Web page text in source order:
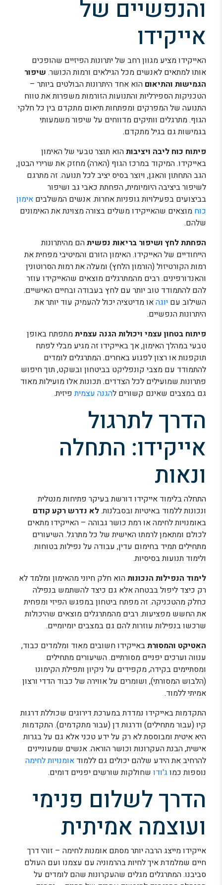
והנפשיים של
אייקידו
האייקידו מציע מגוון רחב של יתרונות הפיזיים שהופכים
אותו למתאים לאנשים מכל הגילאים ורמות הכושר. שיפור
הגמישות והתיאום הוא אחד היתרונות הבולטים ביותר –
הטכניקות הספירליות והתנועות הזורמות משפרות את טווח
התנועה של המפרקים ומפתחות תיאום מתקדם בין כל חלקי
הגוף. מתרגלים וותיקים מדווחים על שיפור משמעותי
בגמישות גם בגיל מתקדם.
פיתוח כוח ליבה ויציבותהוא תוצר טבעי של האימון
באייקידו. המיקוד במרכז הגוף (הארה) מחזק את שרירי הבטן,
הגב התחתון והאגן, ויוצר בסיס יציב לכל תנועה. זה מתרגם
לשיפור ביציבה היומיומית, הפחתת כאבי גב ושיפור
בביצועים בפעילויות גופניות אחרות. אנשים המשלבים אימון
כוח מוצאים שהאייקידו משלים בצורה מצוינת את האימונים
שלהם.
הפחתת לחץ ושיפור בריאות נפשיתהם מהיתרונות
הייחודיים של האייקידו. האימון הזורם והמיטיבי מפחית את
רמות הקורטיזול (הורמון הלחץ) ומעלה את רמות הסרוטונין
והאנדורפינים. רבים מהמתרגלים מוצאים שהאייקידו עוזר
להם להתמודד טוב יותר עם לחץ בעבודה ובחיים האישיים.
השילוב עם יוגהאו מדיטציה יכול להעמיק עוד יותר את
היתרונות הנפשיים.
פיתוח בטחון עצמי ויכולות הגנה עצמיתמתפתח באופן
טבעי במהלך האימון, אך באייקידו זה מגיע מבלי לפתח
תוקפנות או רצון לפגוע באחרים. המתרגלים לומדים
להתמודד עם מצבי קונפליקט בביטחון ובשקט, תוך חיפוש
פתרונות שמועילים לכל הצדדים. תכונות אלו מועילות מאוד
גם במצבים שאינם קשורים להגנה עצמיתפיזית.
הדרך לתרגול
אייקידו: התחלה
ונאות
התחלה בלימוד אייקידו דורשת בעיקר פתיחות מנטלית
ונכונות ללמוד באיטיות ובסבלנות.לא נדרש רקע קודם
באומנויות לחימה או רמת כושר גבוהה – האייקידו מתאים
לכולם ומתאמן לרמתו האישית של כל מתרגל. השיעורים
מתחילים תמיד בחימום עדין, עבודה על נפילות בטוחות
ולימוד תנועות בסיסיות.
לימוד הנפילות הנכונותהוא חלק חיוני מהאימון ומלמד לא
רק כיצד ליפול בבטחה אלא גם כיצד להשתמש בנפילה
כחלק מהטכניקה. זה מפתח ביטחון במפגש הפיזי ומפחית
את החשש מפציעות. רבים מהמתרגלים מוצאים שהיכולות
שרכשו בנפילות עוזרות להם גם במצבים יומיומיים.
האטיקט והמסורתבאייקידו חשובים מאוד ומלמדים כבוד,
ענווה וערכים יפניים מסורתיים. השיעורים מתחילים
ומסתיימים בקידה, מקפידים על ניקיון ותפילת הקימונו
(הלבוש המסורתי), ושומרים על אווירה של כבוד הדדי ורצון
אמיתי ללמוד.
התקדמות באייקידו נמדדת במערכת דירוגים שכוללת דרגות
קיו (עבור מתחילים) ודרגות דן (עבור מתקדמים). התקדמות
היא איטית ומבוססת לא רק על ידע טכני אלא גם על בגרות
אישית, הבנת העקרונות וכושר הוראה. אנשים שמעוניינים
להרחיב את הידע שלהם יכולים גם ללמוד אומנויות לחימה
נוספות כמו ג'ודו שחולקות שורשים יפניים דומים.
הדרך לשלום פנימי
ועוצמה אמיתית
אייקידו מייצג הרבה יותר מסתם אומנות לחימה – זוהי דרך
חיים שמלמדת איך לחיות בהרמוניה עם עצמנו ועם העולם
סביבנו. המתרגלים מגלים שהעקרונות שהם לומדים על